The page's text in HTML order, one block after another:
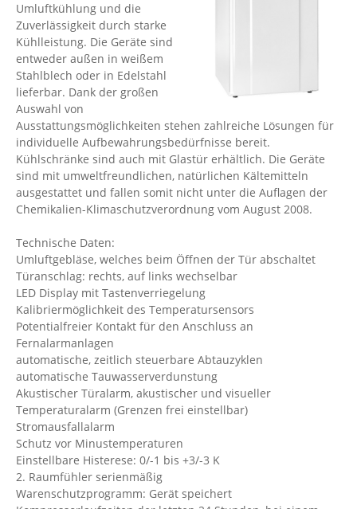
Umluftkühlung und die
Zuverlässigkeit durch starke
Kühlleistung. Die Geräte sind
entweder außen in weißem
Stahlblech oder in Edelstahl
lieferbar. Dank der großen
Auswahl von
Ausstattungsmöglichkeiten stehen zahlreiche Lösungen für
individuelle Aufbewahrungsbedürfnisse bereit.
Kühlschränke sind auch mit Glastür erhältlich. Die Geräte
sind mit umweltfreundlichen, natürlichen Kältemitteln
ausgestattet und fallen somit nicht unter die Auflagen der
Chemikalien-Klimaschutzverordnung vom August 2008.
Technische Daten:
Umluftgebläse, welches beim Öffnen der Tür abschaltet
Türanschlag: rechts, auf links wechselbar
LED Display mit Tastenverriegelung
Kalibriermöglichkeit des Temperatursensors
Potentialfreier Kontakt für den Anschluss an
Fernalarmanlagen
automatische, zeitlich steuerbare Abtauzyklen
automatische Tauwasserverdunstung
Akustischer Türalarm, akustischer und visueller
Temperaturalarm (Grenzen frei einstellbar)
Stromausfallalarm
Schutz vor Minustemperaturen
Einstellbare Histerese: 0/-1 bis +3/-3 K
2. Raumfühler serienmäßig
Warenschutzprogramm: Gerät speichert